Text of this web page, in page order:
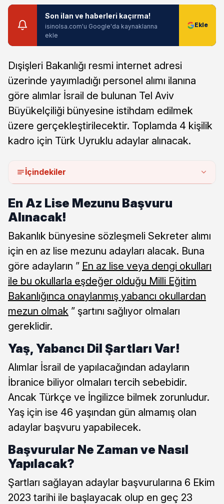
Son ilan ve haberleri kaçırma!
isinolsa.com'u Google'da kaynaklarına
ekle
Dışişleri Bakanlığı resmi internet adresi
üzerinde yayımladığı personel alımı ilanına
göre alımlar İsrail de bulunan Tel Aviv
Büyükelçiliği bünyesine istihdam edilmek
üzere gerçekleştirilecektir. Toplamda 4 kişilik
kadro için Türk Uyruklu adaylar alınacak.
İçindekiler
En Az Lise Mezunu Başvuru
Alınacak!
Bakanlık bünyesine sözleşmeli Sekreter alımı
için en az lise mezunu adayları alacak. Buna
göre adayların ” En az lise veya dengi okulları
ile bu okullarla eşdeğer olduğu Milli Eğitim
Bakanlığınca onaylanmış yabancı okullardan
mezun olmak ” şartını sağlıyor olmaları
gereklidir.
Yaş, Yabancı Dil Şartları Var!
Alımlar İsrail de yapılacağından adayların
İbranice biliyor olmaları tercih sebebidir.
Ancak Türkçe ve İngilizce bilmek zorunludur.
Yaş için ise 46 yaşından gün almamış olan
adaylar başvuru yapabilecek.
Başvurular Ne Zaman ve Nasıl
Yapılacak?
Şartları sağlayan adaylar başvurularına 6 Ekim
2023 tarihi ile başlayacak olup en geç 23